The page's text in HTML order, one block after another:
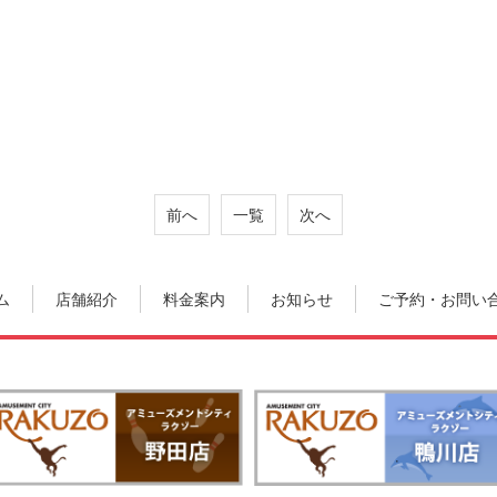
前へ 一覧 次へ
店舗紹介 料金案内 お知らせ ご予約・お問い